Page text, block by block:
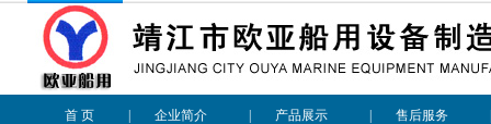
首 页 企业简介 产品展示 售后服务